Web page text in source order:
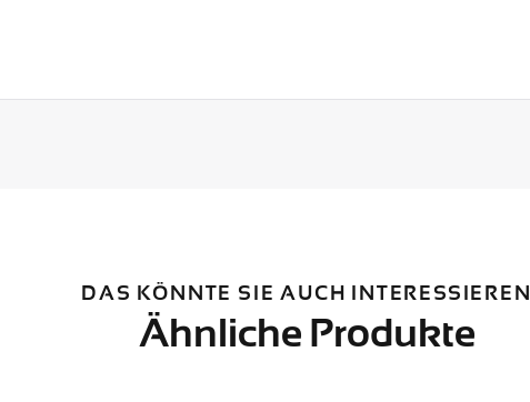
DAS KÖNNTE SIE AUCH INTERESSIEREN
Ähnliche Produkte